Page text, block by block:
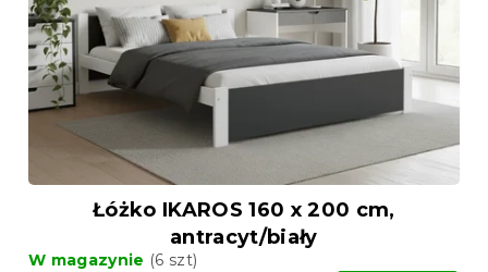
o
d
u
k
o
d
u
k
w
Łóżko IKAROS 160 x 200 cm,
antracyt/biały
W magazynie (6 szt)